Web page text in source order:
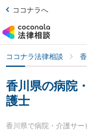
ココナラへ
ココナラ法律相談
香川県の病院
護士
香川県で病院・介護サ